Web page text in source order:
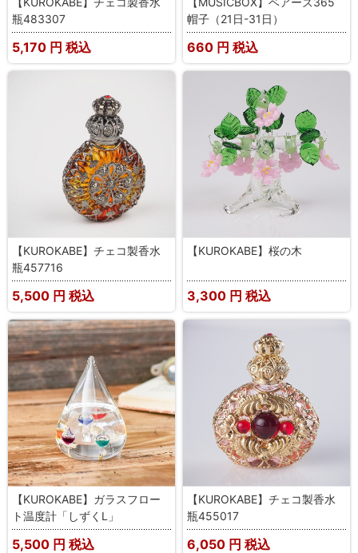
瓶483307
5,170 円 税込
帽子（21日-31日）
660 円 税込
【KUROKABE】チェコ製香水
瓶457716
5,500 円 税込
【KUROKABE】桜の木
3,300 円 税込
【KUROKABE】ガラスフロー
ト温度計「しずくL」
5,500 円 税込
【KUROKABE】チェコ製香水
瓶455017
6,050 円 税込